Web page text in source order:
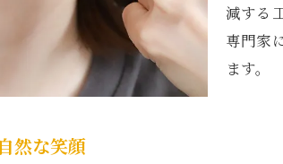
矯正治療を通じて健
口腔健康を維持
日吉本町駅で始め
減する
専門家
ます。
然な笑顔